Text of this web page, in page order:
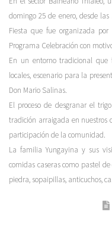
domingo 25 de enero, desde
Fiesta que fue organizada
Programa Celebración con
En un entorno tradicional que
locales, escenario para la
Don Mario Salinas.
El proceso de desgranar el
tradición arraigada en nuestros
participación de la comunidad.
La familia Yungayina y sus
comidas caseras como pastel
piedra, sopaipillas, anticuchos,